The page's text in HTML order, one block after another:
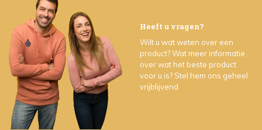
Heeft u vragen?
Wilt u wat weten over een
product? Wat meer informatie
over wat het beste product
voor u is? Stel hem ons geheel
vrijblijvend